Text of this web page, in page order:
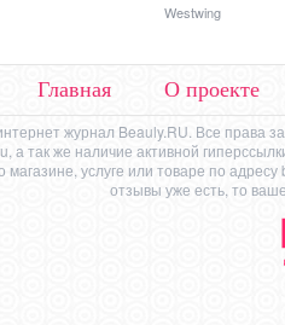
Westwing
Главная О проекте
журнал Beauly.RU. Все права
а так же наличие активной
услуге или товаре по адресу
отзывы уже есть, то